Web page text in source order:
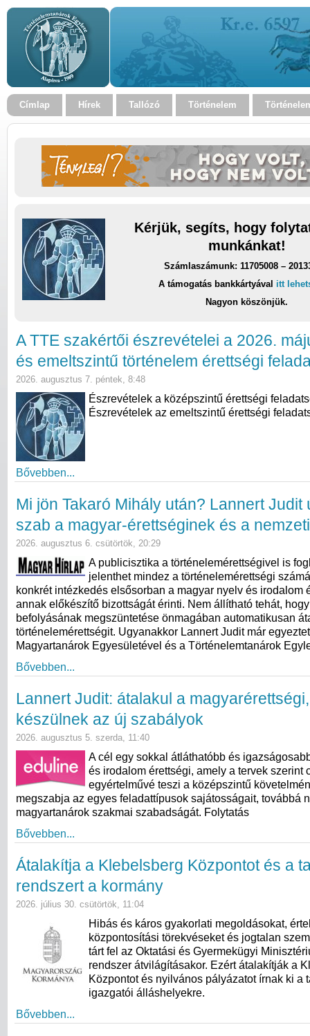
Címlap Hírek Tallózó Történelem
Kérjük, segíts, hogy
munkánkat!
Számlaszámunk: 11705008 –
A támogatás bankkártyával itt
Nagyon köszönjük.
A TTE szakértői észrevételei a 2026.
és emeltszintű történelem érettségi
2026. augusztus 7. péntek, 8:48
Észrevételek a középszintű érettségi
Észrevételek az emeltszintű érettségi
Bővebben...
Mi jön Takaró Mihály után? Lannert Judit
szab a magyar-érettséginek és a
2026. augusztus 6. csütörtök, 20:29
A publicisztika a történelemérettségivel is
jelenthet mindez a történelemérettségi
konkrét intézkedés elsősorban a magyar nyelv és irodalom
annak előkészítő bizottságát érinti. Nem állítható tehát,
befolyásának megszüntetése önmagában automatikusan
történelemérettségit. Ugyanakkor Lannert Judit már
Magyartanárok Egyesületével és a Történelemtanárok
Bővebben...
Lannert Judit: átalakul a
készülnek az új szabályok
2026. augusztus 5. szerda, 11:40
A cél egy sokkal átláthatóbb és
és irodalom érettségi, amely a tervek szerint
egyértelművé teszi a középszintű
megszabja az egyes feladattípusok sajátosságait, továbbá
magyartanárok szakmai szabadságát. Folytatás
Bővebben...
Átalakítja a Klebelsberg Központot és a
rendszert a kormány
2026. július 30. csütörtök, 11:04
Hibás és káros gyakorlati megoldásokat,
központosítási törekvéseket és jogtalan
tárt fel az Oktatási és Gyermekügyi
rendszer átvilágításakor. Ezért átalakítják a
Központot és nyilvános pályázatot írnak ki a
igazgatói álláshelyekre.
Bővebben...